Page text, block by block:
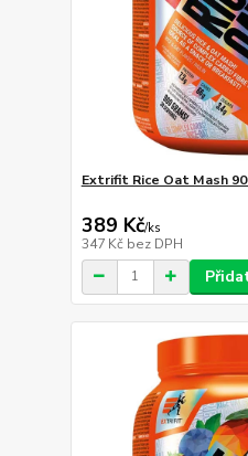
Extrifit Rice Oat Mash
389 Kč/ks
347 Kč bez DPH